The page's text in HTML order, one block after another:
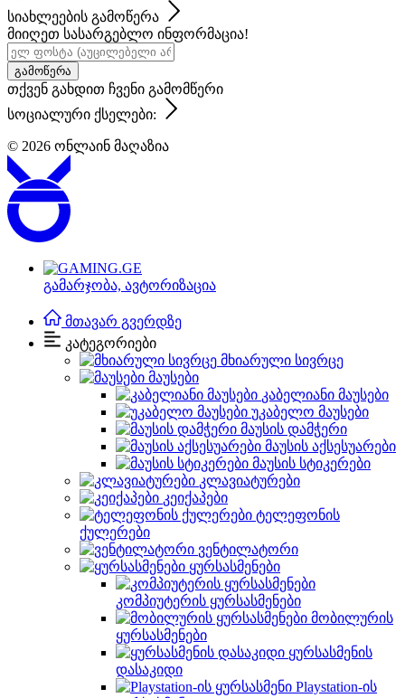
სიახლეების გამოწერა
მიიღეთ სასარგებლო ინფორმაცია!
გამოწერა
თქვენ გახდით ჩვენი გამომწერი
სოციალური ქსელები:
© 2026 ონლაინ მაღაზია
გამარჯობა, ავტორიზაცია
მთავარ გვერდზე
კატეგორიები
მხიარული სივრცე
მაუსები
კაბელიანი მაუსები
უკაბელო მაუსები
მაუსის დამჭერი
მაუსის აქსესუარები
მაუსის სტიკერები
კლავიატურები
კეიქაპები
ტელეფონის
ქულერები
ვენტილატორი
ყურსასმენები
კომპიუტერის ყურსასმენები
მობილურის
ყურსასმენები
ყურსასმენის
დასაკიდი
Playstation-ის